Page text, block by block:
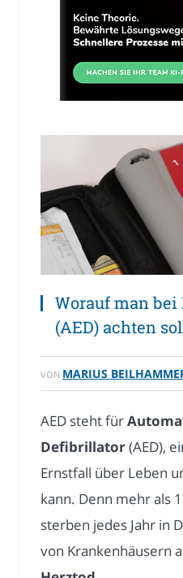
Worauf man
(AED) achten
VON MARIUS
AED steht für
Defibrillator(AED),
Ernstfall über Leben
kann. Denn mehr als
sterben jedes Jahr in
von Krankenhäusern